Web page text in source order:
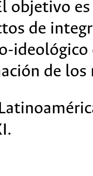
objetivo
de
ideológico
de los